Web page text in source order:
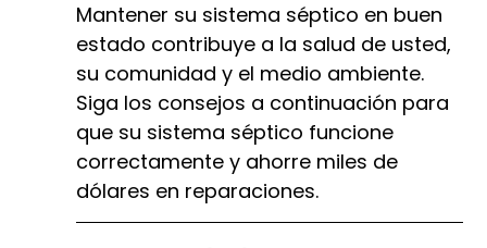
Mantener su sistema séptico en buen
estado contribuye a la salud de usted,
su comunidad y el medio ambiente.
Siga los consejos a continuación para
que su sistema séptico funcione
correctamente y ahorre miles de
dólares en reparaciones.